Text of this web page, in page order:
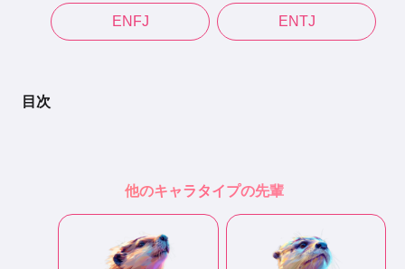
ENFJ ENTJ
目次
他のキャラタイプの先輩